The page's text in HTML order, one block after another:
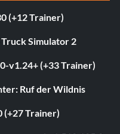
(+12 Trainer)
Simulator 2
v1.24+ (+33 Trainer)
Ruf der Wildnis
(+27 Trainer)